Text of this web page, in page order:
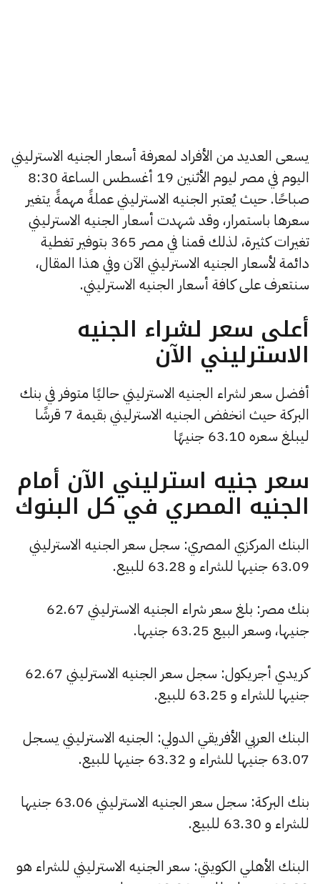
يسعى العديد من الأفراد لمعرفة أسعار الجنيه الاسترليني
اليوم في مصر ليوم الأثنين 19 أغسطس الساعة 8:30
صباحًا. حيث يُعتبر الجنيه الاسترليني عملةً مهمةً يتغير
سعرها باستمرار، وقد شهدت أسعار الجنيه الاسترليني
تغيرات كثيرة، لذلك قمنا في مصر 365 بتوفير تغطية
دائمة لأسعار الجنيه الاسترليني الآن وفي هذا المقال،
سنتعرف على كافة أسعار الجنيه الاسترليني.
أعلى سعر لشراء الجنيه
الاسترليني الآن
أفضل سعر لشراء الجنيه الاسترليني حاليًا متوفر في بنك
البركة حيث انخفض الجنيه الاسترليني بقيمة 7 قرشًا
ليبلغ سعره 63.10 جنيهًا
سعر جنيه استرليني الآن أمام
الجنيه المصري في كل البنوك
البنك المركزي المصري: سجل سعر الجنيه الاسترليني
63.09 جنيها للشراء و 63.28 للبيع.
بنك مصر: بلغ سعر شراء الجنيه الاسترليني 62.67
جنيها، وسعر البيع 63.25 جنيها.
كريدي أجريكول: سجل سعر الجنيه الاسترليني 62.67
جنيها للشراء و 63.25 للبيع.
البنك العربي الأفريقي الدولي: الجنيه الاسترليني يسجل
63.07 جنيها للشراء و 63.32 جنيها للبيع.
بنك البركة: سجل سعر الجنيه الاسترليني 63.06 جنيها
للشراء و 63.30 للبيع.
البنك الأهلي الكويتي: سعر الجنيه الاسترليني للشراء هو